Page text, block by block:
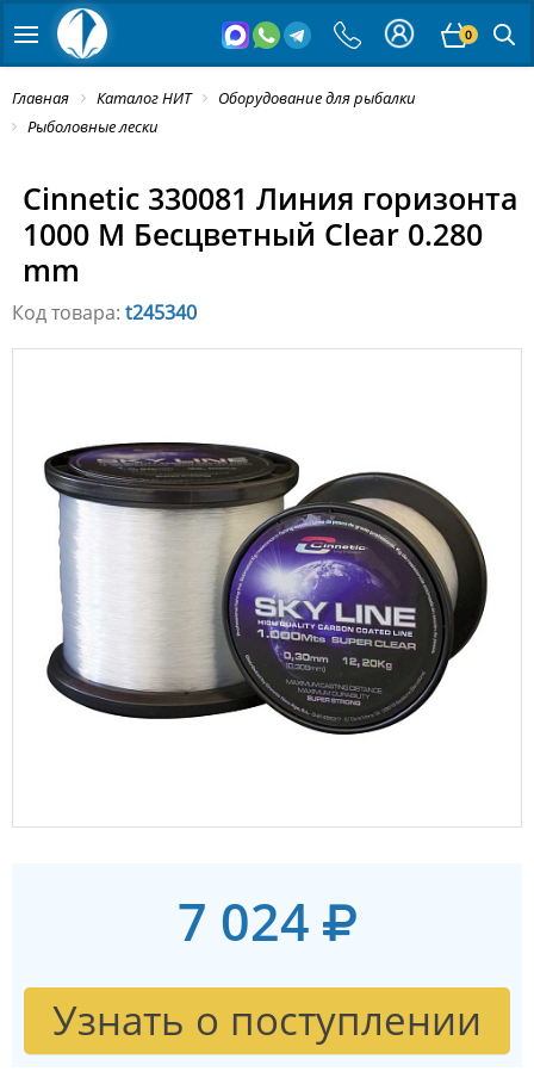
0
Главная Каталог НИТ
Оборудование для рыбалки
Рыболовные лески
Cinnetic 330081 Линия горизонта
1000 M Бесцветный Clear 0.280
mm
Код товара: t245340
7 024
Узнать о поступлении